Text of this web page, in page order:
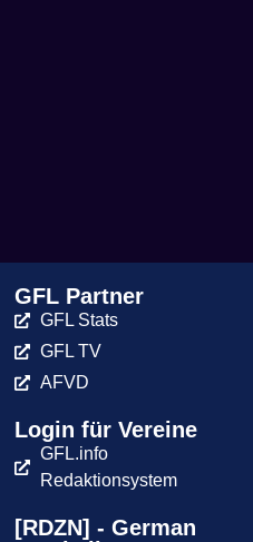
GFL Partner
GFL Stats
GFL TV
AFVD
Login für Vereine
GFL.info
Redaktionsystem
[RDZN] - German